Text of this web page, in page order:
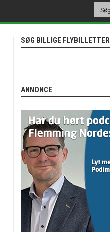
SØG BILLIGE FLYBILLETTER
ANNONCE